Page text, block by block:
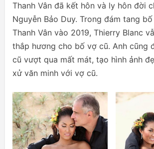
Thanh Vân đã kết hôn và ly hôn đời
Nguyễn Bảo Duy. Trong đám tang
Thanh Vân vào 2019, Thierry Blanc
thắp hương cho bố vợ cũ. Anh cũng
cũ vượt qua mất mát, tạo hình ảnh
xử văn minh với vợ cũ.